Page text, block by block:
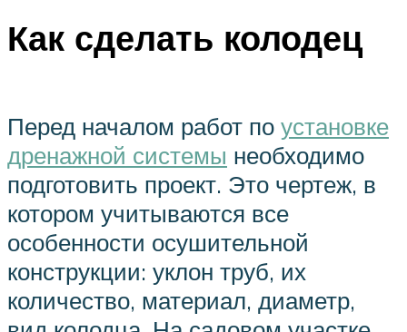
Как сделать колодец
Перед началом работ по установке
дренажной системы необходимо
подготовить проект. Это чертеж, в
котором учитываются все
особенности осушительной
конструкции: уклон труб, их
количество, материал, диаметр,